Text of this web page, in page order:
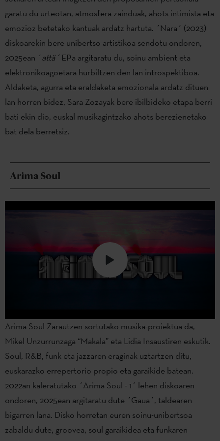
garatu du urteotan, atmosfera zainduak, ahots intimista eta
emozioz betetako kantuak ardatz hartuta. ´Nara´ (2023)
diskoarekin bere unibertso artistikoa sendotu ondoren,
2025ean ´attä´ EPa argitaratu du, soinu ambient eta
elektronikoagoetara hurbiltzen den lan introspektiboa.
Aldaketa, agurra eta eraldaketa emozionala ardatz dituen
lan horren bidez, Sara Zozayak bere ibilbideko etapa berri
bati ekin dio, euskal musikagintzako ahots berezienetako
bat dela berretsiz.
Arima Soul
Arima Soul Zarautzen sortutako musika-proiektua da,
Mikel Unzurrunzaga “Makala” eta Lidia Insaustiren eskutik.
Soul, R&B, funk eta jazzaren eraginak uztartzen ditu,
euskarazko errepertorio propio eta garaikide batean.
2022an kaleratutako ´Arima Soul - 1´ lehen diskoaren
ondoren, 2025ean argitaratu dute ´Gaua´, taldearen
bigarren lana. Disko horretan euren soinu-unibertsoa
zabaldu dute, groovea, soul garaikidea eta funkaren